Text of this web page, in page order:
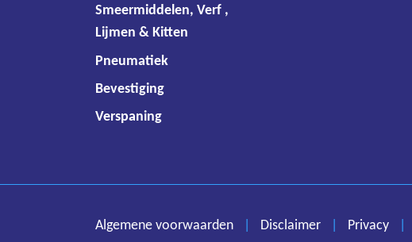
Smeermiddelen, Verf ,
Lijmen & Kitten
Pneumatiek
Bevestiging
Verspaning
Algemene voorwaarden | Disclaimer | Privacy |